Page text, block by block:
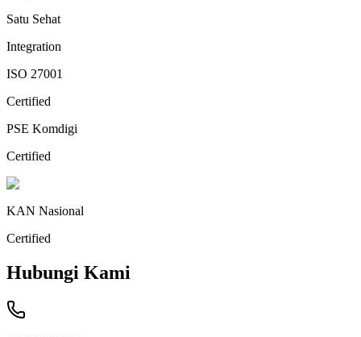
Satu Sehat
Integration
ISO 27001
Certified
PSE Komdigi
Certified
KAN Nasional
Certified
Hubungi Kami